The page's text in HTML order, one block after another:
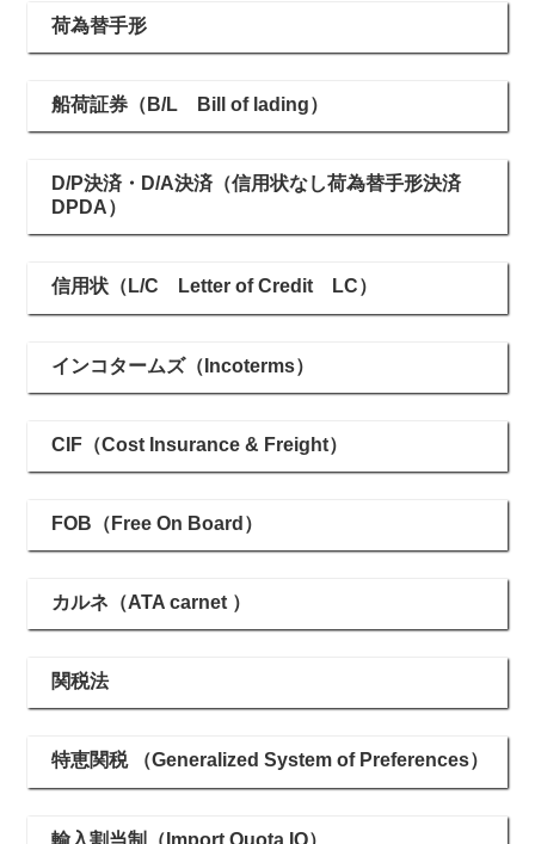
荷為替手形
船荷証券（B/L Bill of lading）
D/P決済・D/A決済（信用状なし荷為替手形決済
DPDA）
信用状（L/C Letter of Credit LC）
インコタームズ（Incoterms）
CIF（Cost Insurance & Freight）
FOB（Free On Board）
カルネ（ATA carnet ）
関税法
特恵関税 （Generalized System of Preferences）
輸入割当制（Import Quota IQ）